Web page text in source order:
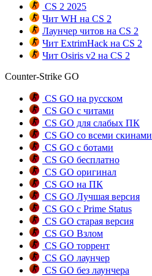
CS 2 2025
Чит WH на CS 2
Лаунчер читов на CS 2
Чит ExtrimHack на CS 2
Чит Osiris v2 на CS 2
Counter-Strike GO
CS GO на русском
CS GO с читами
CS GO для слабых ПК
CS GO со всеми скинами
CS GO с ботами
CS GO бесплатно
CS GO оригинал
CS GO на ПК
CS GO Лучшая версия
CS GO с Prime Status
CS GO старая версия
CS GO Взлом
CS GO торрент
CS GO лаунчер
CS GO без лаунчера